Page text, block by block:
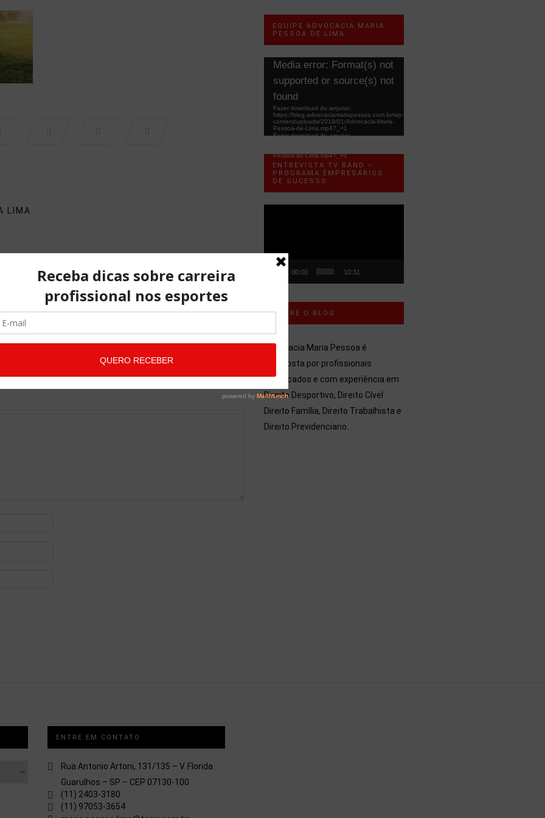
LIMA
NO COMMENTS
EQUIPE ADVOCACIA MARIA
PESSOA DE LIMA
Tocador
vídeo
Media error: Format(s) not
supported or source(s) not
found
Fazer download do arquivo:
https://blog.advocaciamariapessoa.com.br/wp-
content/uploads/2019/01/Advocacia-Maria-
Pessoa-de-Lima.mp4?_=1
Fazer download do arquivo:
Pessoa-de-Lima.mp4?_=1
ENTREVISTA TV BAND –
PROGRAMA EMPRESÁRIOS
DE SUCESSO
00:00 10:31
SOBRE O BLOG
Advocacia Maria Pessoa é
composta por profissionais
qualificados e com experiência em
Direito Desportivo, Direito Cível
Direito Família, Direito Trabalhista e
Direito Previdenciario.
ENTRE EM CONTATO
Rua Antonio Artoni, 131/135 – V. Florida
Guarulhos – SP – CEP 07130-100
(11) 2403-3180
(11) 97053-3654